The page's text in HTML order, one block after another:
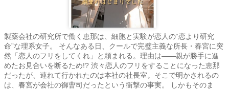
製薬会社の研究所で働く恵那は、細胞と実験が恋人の“恋より研究
命”な理系女子。 そんなある日、クールで完璧主義な所長・春宮に突
然「恋人のフリをしてくれ」と頼まれる。理由は――親が勝手に進
めたお見合いを断るため!? 渋々恋人のフリをすることになった恵那
だったが、連れて行かれたのは本社の社長室。そこで明かされるの
は、春宮が会社の御曹司だったという衝撃の事実。 しかもそのま